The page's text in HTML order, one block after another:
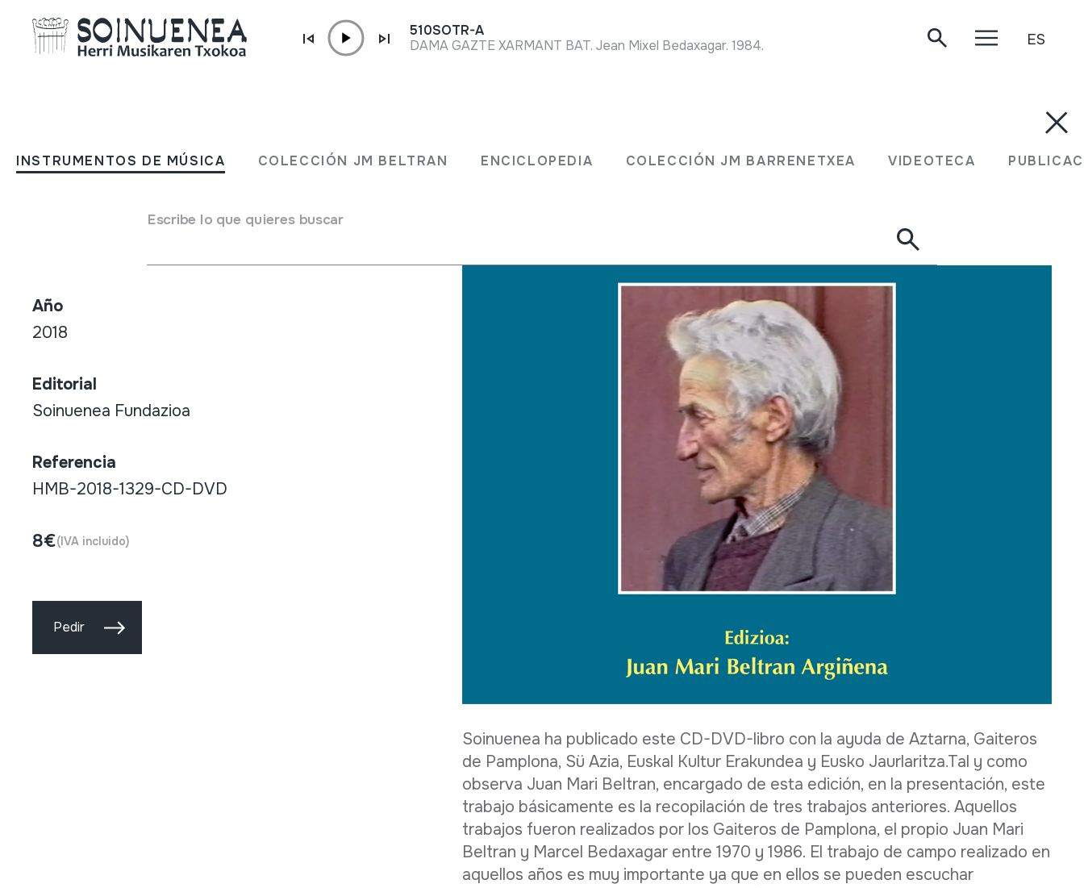
INSTRUMENTOS DE MÚSICA COLECCIÓN JM BELTRAN ENCICLOPEDIA COLECCIÓN JM BARRENETXEA VIDEOTECA
Escribe lo que quieres buscar
510SOTR-A
DAMA GAZTE XARMANT BAT. Jean Mixel Bedaxagar. 1984.
ES
PIERRE CAUBET: "Pethi Xubuko
Autor / Intérprete
Año
2018
Editorial
Soinuenea Fundazioa
Referencia
HMB-2018-1329-CD-DVD
8€(IVA incluido)
Pedir
Ficha completa
Soinuenea ha publicado este CD-DVD-libro con la ayuda de Aztarna, Gaiteros
de Pamplona, Sü Azia, Euskal Kultur Erakundea y Eusko Jaurlaritza.Tal y como
observa Juan Mari Beltran, encargado de esta edición, en la presentación, este
trabajo básicamente es la recopilación de tres trabajos anteriores. Aquellos
trabajos fueron realizados por los Gaiteros de Pamplona, el propio Juan Mari
Beltran y Marcel Bedaxagar entre 1970 y 1986. El trabajo de campo realizado en
aquellos años es muy importante ya que en ellos se pueden escuchar